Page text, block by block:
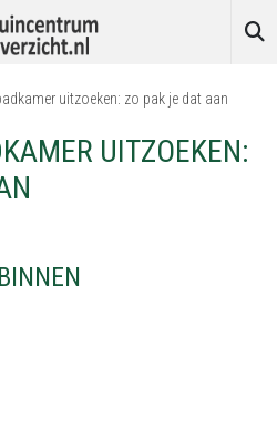
uitzoeken: zo pak je dat aan
UITZOEKEN: